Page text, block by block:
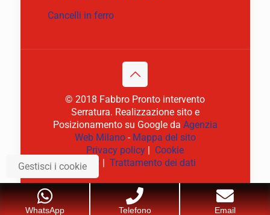
Cancelli in ferro
© 2018 Fabbro Pronto intervento
Serratura. Realizzazione sito e
Posizionamento su Google da Agenzia
Web Milano- Mappa del sito
Privacy policy | Cookie
policy| Trattamento dei dati
WhatsApp Telefono Email
Gestisci i cookie